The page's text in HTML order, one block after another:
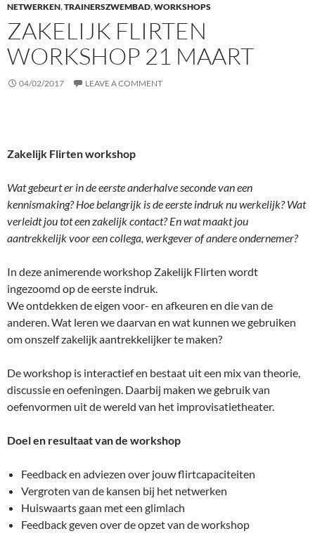
NETWERKEN,TRAINERSZWEMBAD,WORKSHOPS
ZAKELIJK FLIRTEN
WORKSHOP 21 MAART
04/02/2017 LEAVE A COMMENT
Zakelijk Flirten workshop
Wat gebeurt er in de eerste anderhalve seconde van een
kennismaking? Hoe belangrijk is de eerste indruk nu werkelijk? Wat
verleidt jou tot een zakelijk contact? En wat maakt jou
aantrekkelijk voor een collega, werkgever of andere ondernemer?
In deze animerende workshop Zakelijk Flirten wordt
ingezoomd op de eerste indruk.
We ontdekken de eigen voor- en afkeuren en die van de
anderen. Wat leren we daarvan en wat kunnen we gebruiken
om onszelf zakelijk aantrekkelijker te maken?
De workshop is interactief en bestaat uit een mix van theorie,
discussie en oefeningen. Daarbij maken we gebruik van
oefenvormen uit de wereld van het improvisatietheater.
Doel en resultaat van de workshop
Feedback en adviezen over jouw flirtcapaciteiten
Vergroten van de kansen bij het netwerken
Huiswaarts gaan met een glimlach
Feedback geven over de opzet van de workshop